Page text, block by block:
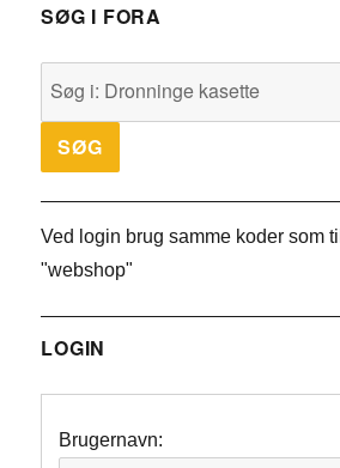
SØG I FORA
Ved login brug samme koder som
"webshop"
LOGIN
Brugernavn: